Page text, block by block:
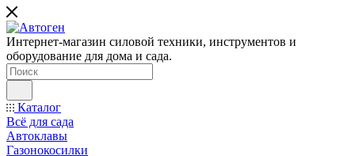
Интернет-магазин силовой техники, инструментов и
оборудование для дома и сада.
Каталог
Всё для сада
Автоклавы
Газонокосилки